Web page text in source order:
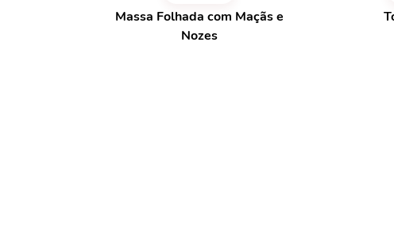
Massa Folhada com Maçãs e
Nozes